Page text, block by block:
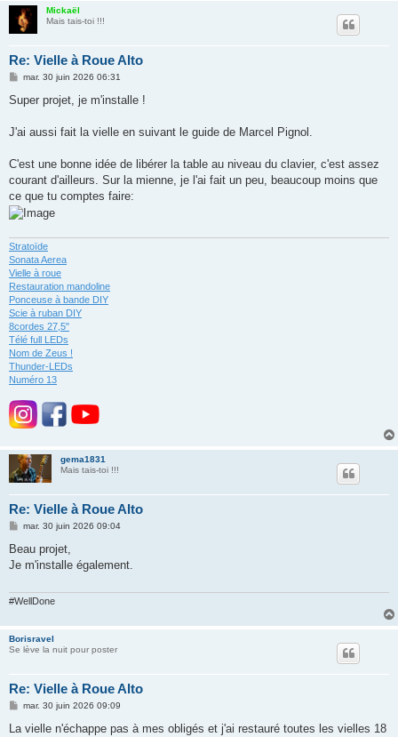
Mickaël
Mais tais-toi !!!
Re: Vielle à Roue Alto
M
s
s
g
mar. 30 juin 2026 06:31
Super projet, je m'installe !
J'ai aussi fait la vielle en suivant le guide de Marcel Pignol.
C'est une bonne idée de libérer la table au niveau du clavier, c'est assez
courant d'ailleurs. Sur la mienne, je l'ai fait un peu, beaucoup moins que
ce que tu comptes faire:
Stratoïde
Sonata Aerea
Vielle à roue
Restauration mandoline
Ponceuse à bande DIY
Scie à ruban DIY
8cordes 27,5"
Télé full LEDs
Nom de Zeus !
Thunder-LEDs
Numéro 13
gema1831
Mais tais-toi !!!
Re: Vielle à Roue Alto
M
s
a
mar. 30 juin 2026 09:04
Beau projet,
Je m'installe également.
#WellDone
Borisravel
Se lève la nuit pour poster
Re: Vielle à Roue Alto
M
s
mar. 30 juin 2026 09:09
La vielle n'échappe pas à mes obligés et j'ai restauré toutes les vielles 18